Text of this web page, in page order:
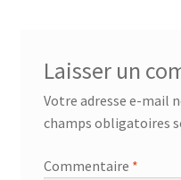
Laisser un
Votre adresse e-mail
champs obligatoires
Commentaire *